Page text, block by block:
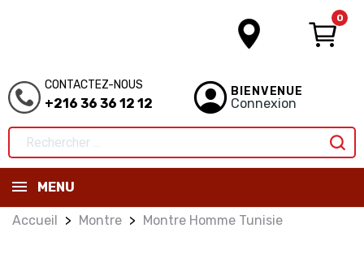
0
CONTACTEZ-NOUS
+216 36 36 12 12
BIENVENUE
Connexion
MENU
Accueil Montre Montre Homme Tunisie